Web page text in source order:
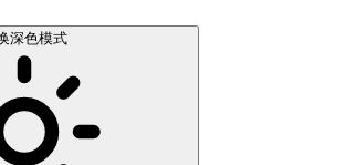
深色模式